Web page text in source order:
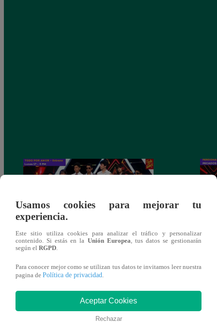
Ricardo Morán dio el pase a los conciertos
Usamos cookies para mejorar tu
experiencia.
Este sitio utiliza cookies para analizar el tráfico y personalizar
contenido. Si estás en la Unión Europea , tus datos se gestionarán
según el RGPD
Para conocer mejor como se utilizan tus datos te invitamos leer nuestra
pagina de Política de privacidad
Aceptar Cookies
Rechazar